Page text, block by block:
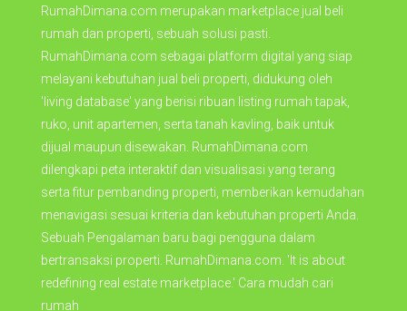
RumahDimana.com merupakan marketplace jual beli
rumah dan properti, sebuah solusi pasti.
RumahDimana.com sebagai platform digital yang siap
melayani kebutuhan jual beli properti, didukung oleh
'living database' yang berisi ribuan listing rumah tapak,
ruko, unit apartemen, serta tanah kavling, baik untuk
dijual maupun disewakan. RumahDimana.com
dilengkapi peta interaktif dan visualisasi yang terang
serta fitur pembanding properti, memberikan kemudahan
menavigasi sesuai kriteria dan kebutuhan properti Anda.
Sebuah Pengalaman baru bagi pengguna dalam
bertransaksi properti. RumahDimana.com. 'It is about
redefining real estate marketplace.' Cara mudah cari
rumah